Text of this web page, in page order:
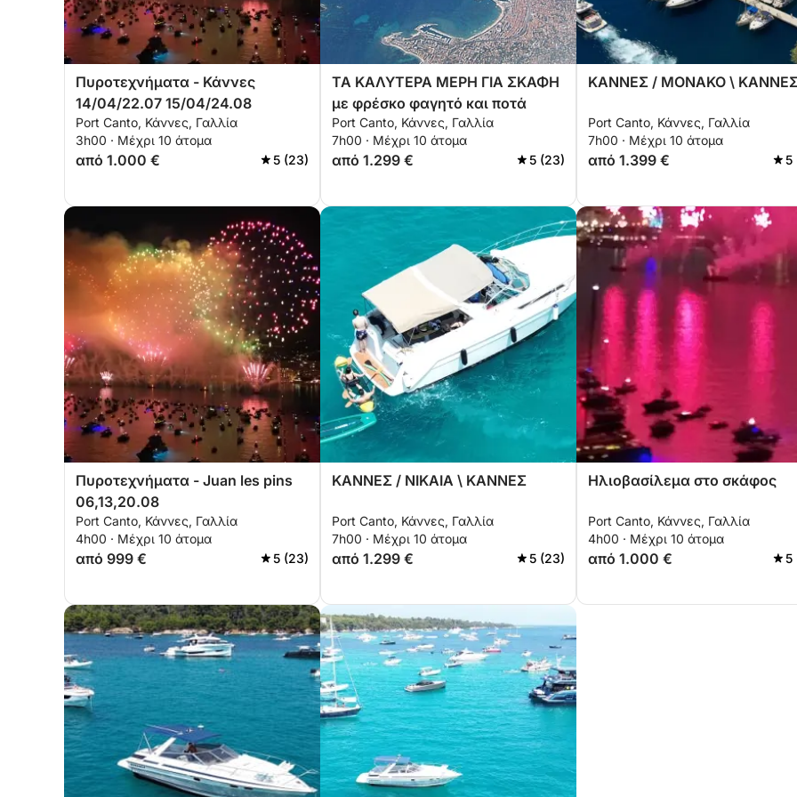
🔸 διαφανές καγιάκ: 60€
🔵 Μεσημεριανό: κατόπιν αιτήματος 🥗🍅🥥🍉
1 δίσκος με φρέσκο φαγητό + 6x0,5lt νερό + 6x0,33lt coca cola - 70eur
🍷 Κόκκινο κρασί δεν γίνεται δεκτό στο πλοίο!!!
🔸 Δωρεάν Φόρμουλα: Φέρνετε το δικό σας γεύμα και ποτά (θα διατίθεται ψυγείο και
δωρεάν ψυγείο).
Μπορώ να κάνω βίντεο μικρής διάρκειας για όλη την ημέρα με drone, υποβρύχιες κάμερες
gopro και τηλεφωνικές κάμερες 📷 για 150€.
Σας περιμένω στο πλοίο 😉
Πυροτεχνήματα - Κάννες
14/04/22.07 15/04/24.08
Port Canto, Κάννες, Γαλλία
3h00 · Μέχρι 10 άτομα
από 1.000 € 5 (23)
ΤΑ ΚΑΛΥΤΕΡΑ ΜΕΡΗ ΓΙΑ ΣΚΑΦΗ
με φρέσκο φαγητό και ποτά
Port Canto, Κάννες, Γαλλία
7h00 · Μέχρι 10 άτομα
από 1.299 € 5 (23)
ΚΑΝΝΕΣ / ΜΟΝΑΚΟ \
Port Canto, Κάννες, Γαλλία
7h00 · Μέχρι 10 άτομα
από 1.399 € 5
Πυροτεχνήματα - Juan les pins
06,13,20.08
Port Canto, Κάννες, Γαλλία
4h00 · Μέχρι 10 άτομα
από 999 € 5 (23)
ΚΑΝΝΕΣ / ΝΙΚΑΙΑ \ ΚΑΝΝΕΣ
Port Canto, Κάννες, Γαλλία
7h00 · Μέχρι 10 άτομα
από 1.299 € 5 (23)
Ηλιοβασίλεμα στο σκάφος
Port Canto, Κάννες, Γαλλία
4h00 · Μέχρι 10 άτομα
από 1.000 € 5